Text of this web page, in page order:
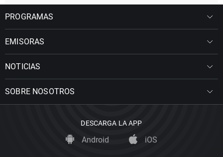
PROGRAMAS
EMISORAS
NOTICIAS
SOBRE NOSOTROS
DESCARGA LA APP
Android iOS